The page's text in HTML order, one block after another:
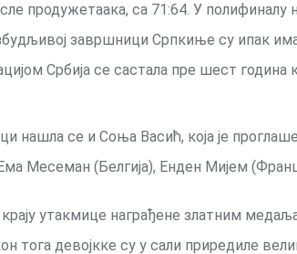
продужетаака, са 71:64. У
завршници Српкиње су ипак
Србија се састала пре шест година
нашла се и Соња Васић, која је
Месеман (Белгија), Енден Мијем
утакмице награђене златним
тога девојкке су у сали приредиле